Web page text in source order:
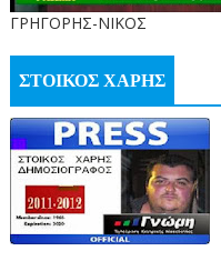
ΓΡΗΓΟΡΗΣ-ΝΙΚΟΣ
ΣΤΟΙΚΟΣ ΧΑΡΗΣ